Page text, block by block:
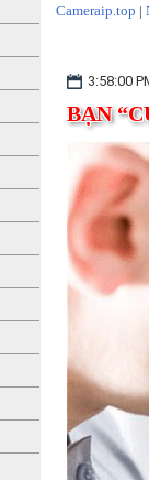
Cameraip.top |
3:58:00
BẠN